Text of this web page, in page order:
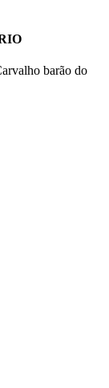
barão do